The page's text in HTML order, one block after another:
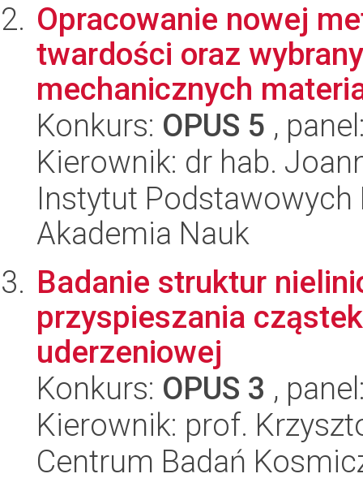
Opracowanie nowej
twardości oraz
mechanicznych
Konkurs: OPUS 5 ,
Kierownik: dr hab.
Instytut
Akademia Nauk
Badanie struktur
przyspieszania
uderzeniowej
Konkurs: OPUS 3 ,
Kierownik: prof.
Centrum Badań